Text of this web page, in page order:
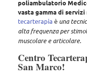
poliambulatorio
vasta gamma di
tecarterapia è una
alta frequenza per
muscolare e articolare.
Centro
San Marco!